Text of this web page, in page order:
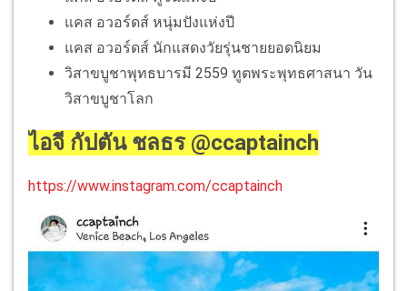
แคส อวอร์ดส์ หนุ่มปังแห่งปี
แคส อวอร์ดส์ นักแสดงวัยรุ่นชายยอดนิยม
วิสาขบูชาพุทธบารมี 2559 ทูตพระพุทธศาสนา วัน
วิสาขบูชาโลก
ไอจี กัปตัน ชลธร @ccaptainch
https://www.instagram.com/ccaptainch